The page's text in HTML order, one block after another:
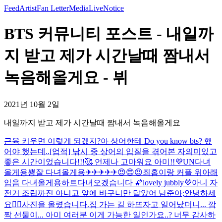
FeedArtistFan LetterMediaLiveNotice
BTS 커뮤니티 포스트 - 내일까
지 받고 제가 시간날때 짬내서
녹음해올게요 - 뷔
2021년 10월 2일
내일까지 받고 제가 시간날때 짬내서 녹음해올게요
근육 키우면 이렇게 되겠지?아 상어한테 Do you know bts? 했
어야 했는데..[업적] 낚시 중 상어의 입질을 겪어본 자의미있고
좋은 시간이었습니다!!!🥰 언제나 고마워요 아미!!💜UN다녀
올게용뿅잘 다녀올게용✈✈✈✈✈😍😍😍죄홉이랑 커플 위아래
입음 다녀올게용하트다녀오겠습니다 🌠lovely jubbly💜아니 자
전거 조립까진 아니고 앞에 바구니만 달았어 남준아;안녕하세
요🙇‍♂️사진을 올렸습니다.집 가는 길 하뜨자고 일어났더니... 깜
짝 선물이... 아미 여러분 이게 가능한 일인가요..? 너무 감사하